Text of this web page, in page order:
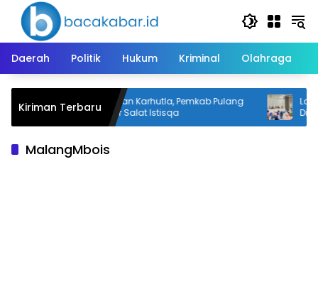
Langsung
konten
Daerah
Politik Hukum Kriminal Olahraga
Kiriman TerbaruKemarau dan Karhutla, Pemkab Pulang
Pisau Gelar Salat Istisqa
MalangMbois